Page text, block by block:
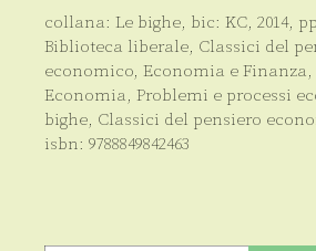
collana: Le bighe, bic: KC, 2014, pp
Biblioteca liberale, Classici del
economico, Economia e Finanza,
Economia, Problemi e processi
bighe, Classici del pensiero
isbn: 9788849842463